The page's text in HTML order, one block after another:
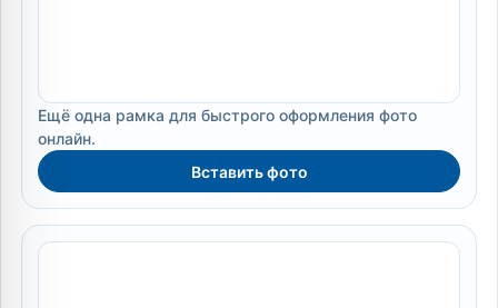
Ещё одна рамка для быстрого оформления фото
онлайн.
Вставить фото